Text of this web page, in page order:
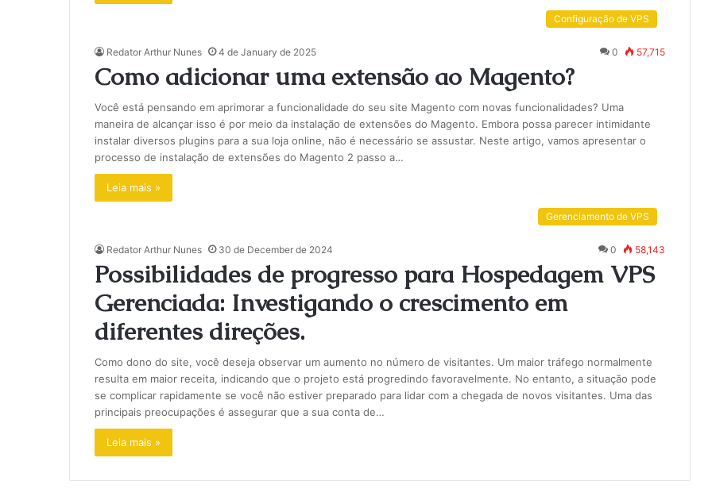
Configuração de VPS
Redator Arthur Nunes 4 de January de 2025 0 57,715
Como adicionar uma extensão ao Magento?
Você está pensando em aprimorar a funcionalidade do seu site Magento com novas funcionalidades? Uma
maneira de alcançar isso é por meio da instalação de extensões do Magento. Embora possa parecer intimidante
instalar diversos plugins para a sua loja online, não é necessário se assustar. Neste artigo, vamos apresentar o
processo de instalação de extensões do Magento 2 passo a…
Leia mais »
Gerenciamento de VPS
Redator Arthur Nunes 30 de December de 2024 0 58,143
Possibilidades de progresso para Hospedagem VPS
Gerenciada: Investigando o crescimento em
diferentes direções.
Como dono do site, você deseja observar um aumento no número de visitantes. Um maior tráfego normalmente
resulta em maior receita, indicando que o projeto está progredindo favoravelmente. No entanto, a situação pode
se complicar rapidamente se você não estiver preparado para lidar com a chegada de novos visitantes. Uma das
principais preocupações é assegurar que a sua conta de…
Leia mais »